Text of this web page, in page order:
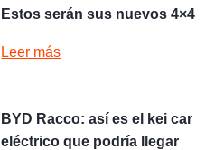
Estos serán sus nuevos 4×4
Leer más
BYD Racco: así es el kei car
eléctrico que podría llegar